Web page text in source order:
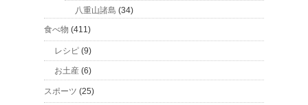
八重山諸島 (34)
食べ物 (411)
レシピ (9)
お土産 (6)
スポーツ (25)